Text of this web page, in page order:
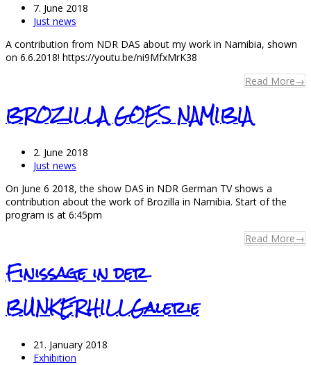
7. June 2018
Just news
A contribution from NDR DAS about my work in Namibia, shown
on 6.6.2018! https://youtu.be/ni9MfxMrK38
Read More→
BROZILLA GOES NAMIBIA
2. June 2018
Just news
On June 6 2018, the show DAS in NDR German TV shows a
contribution about the work of Brozilla in Namibia. Start of the
program is at 6:45pm
Read More→
Finissage in der
BUNKERHILLGalerie
21. January 2018
Exhibition